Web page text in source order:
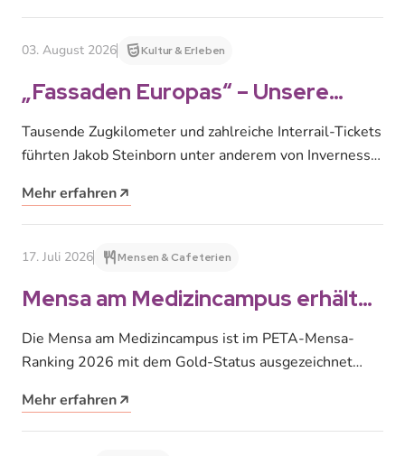
03. August 2026 Kultur & Erleben
„Fassaden Europas“ – Unsere
neue Fotoausstellung im
Studentenwerk Leipzig
Tausende Zugkilometer und zahlreiche Interrail-Tickets
führten Jakob Steinborn unter anderem von Inverness
Mehr erfahren
17. Juli 2026 Mensen & Cafeterien
Mensa am Medizincampus erhält
Gold-Auszeichnung von PETA für
veganes Angebot
Die Mensa am Medizincampus ist im PETA-Mensa-
Ranking 2026 mit dem Gold-Status ausgezeichnet
Ranking erstmals…
Mehr erfahren